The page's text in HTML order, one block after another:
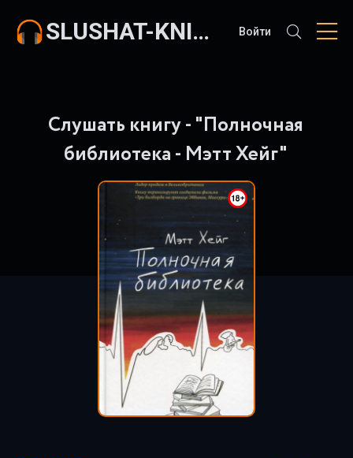
SLUSHAT-KNIGI.COM Войти
Слушать книгу - "Полночная
библиотека - Мэтт Хейг"